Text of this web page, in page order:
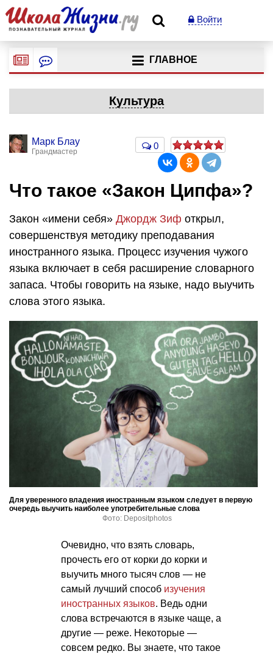
Войти
ГЛАВНОЕ
Культура
Марк Блау
Грандмастер
0
Что такое «Закон Ципфа»?
Закон «имени себя» Джордж Зиф открыл,
совершенствуя методику преподавания
иностранного языка. Процесс изучения чужого
языка включает в себя расширение словарного
запаса. Чтобы говорить на языке, надо выучить
слова этого языка.
Для уверенного владения иностранным языком следует в первую
очередь выучить наиболее употребительные слова
Фото: Depositphotos
Очевидно, что взять словарь,
прочесть его от корки до корки и
выучить много тысяч слов — не
самый лучший способ изучения
иностранных языков. Ведь одни
слова встречаются в языке чаще, а
другие — реже. Некоторые —
совсем редко. Вы знаете, что такое